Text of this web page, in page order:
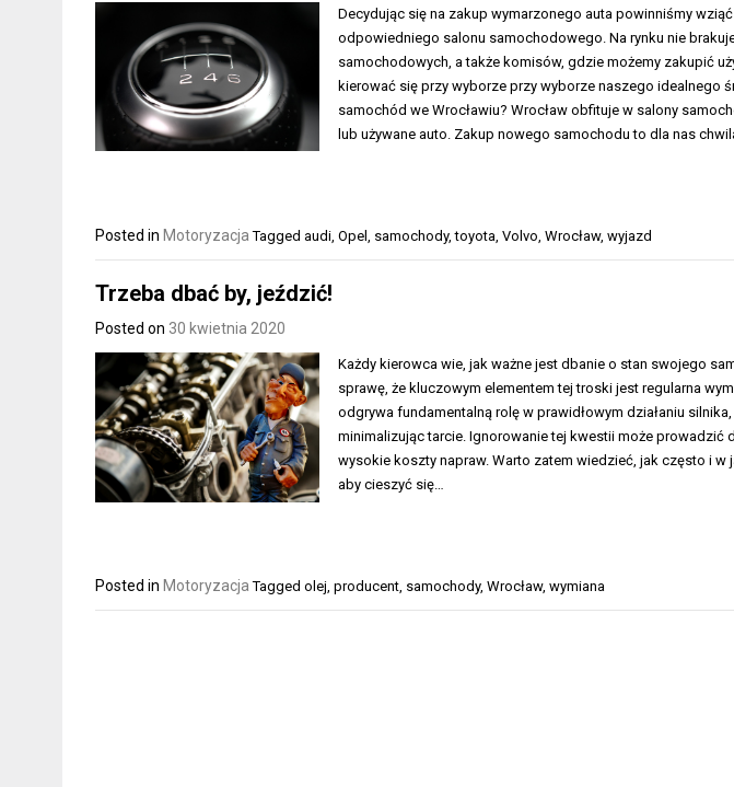
Decydując się na zakup wymarzonego auta powinniśmy
odpowiedniego salonu samochodowego. Na rynku nie
samochodowych, a także komisów, gdzie możemy zakupić
kierować się przy wyborze przy wyborze naszego idealnego
samochód we Wrocławiu? Wrocław obfituje w salony
lub używane auto. Zakup nowego samochodu to dla nas
Posted in Motoryzacja Tagged audi Opel samochody,toyota Volvo Wrocław, wyjazd
Trzeba dbać by, jeździć!
Posted on 30 kwietnia 2020
Każdy kierowca wie, jak ważne jest dbanie o stan swojego
sprawę, że kluczowym elementem tej troski jest regularna
odgrywa fundamentalną rolę w prawidłowym działaniu
minimalizując tarcie. Ignorowanie tej kwestii może prowadzić
wysokie koszty napraw. Warto zatem wiedzieć, jak często i
aby cieszyć się…
Posted in Motoryzacja Tagged olej, producent, samochody, Wrocław, wymiana